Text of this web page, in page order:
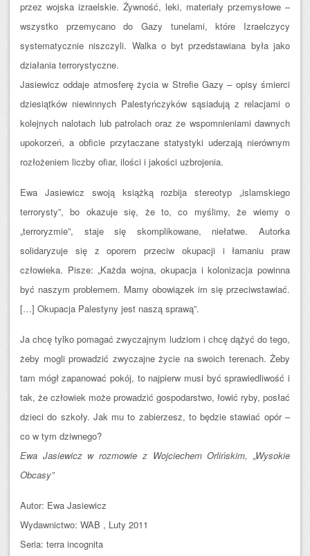
przez wojska izraelskie. Żywność, leki, materiały przemysłowe –
wszystko przemycano do Gazy tunelami, które Izraelczycy
systematycznie niszczyli. Walka o byt przedstawiana była jako
działania terrorystyczne.
Jasiewicz oddaje atmosferę życia w Strefie Gazy – opisy śmierci
dziesiątków niewinnych Palestyńczyków sąsiadują z relacjami o
kolejnych nalotach lub patrolach oraz ze wspomnieniami dawnych
upokorzeń, a obficie przytaczane statystyki uderzają nierównym
rozłożeniem liczby ofiar, ilości i jakości uzbrojenia.
Ewa Jasiewicz swoją książką rozbija stereotyp „islamskiego
terrorysty”, bo okazuje się, że to, co myślimy, że wiemy o
„terroryzmie”, staje się skomplikowane, niełatwe. Autorka
solidaryzuje się z oporem przeciw okupacji i łamaniu praw
człowieka. Pisze: „Każda wojna, okupacja i kolonizacja powinna
być naszym problemem. Mamy obowiązek im się przeciwstawiać.
[…] Okupacja Palestyny jest naszą sprawą”.
Ja chcę tylko pomagać zwyczajnym ludziom i chcę dążyć do tego,
żeby mogli prowadzić zwyczajne życie na swoich terenach. Żeby
tam mógł zapanować pokój, to najpierw musi być sprawiedliwość i
tak, że człowiek może prowadzić gospodarstwo, łowić ryby, posłać
dzieci do szkoły. Jak mu to zabierzesz, to będzie stawiać opór –
co w tym dziwnego?
Ewa Jasiewicz w rozmowie z Wojciechem Orlińskim, „Wysokie
Obcasy”
Autor: Ewa Jasiewicz
Wydawnictwo: WAB , Luty 2011
Seria: terra incognita